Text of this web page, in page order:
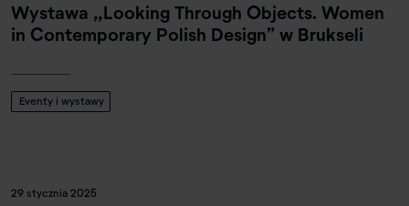
Wystawa „Looking Through Objects. Women
in Contemporary Polish Design” w Brukseli
Eventy i wystawy
29 stycznia 2025